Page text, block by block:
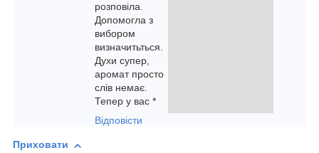
розповіла.
Допомогла з
вибором
визначитьться.
Духи супер,
аромат просто
слів немає.
Тепер у вас *
Відповісти
Приховати